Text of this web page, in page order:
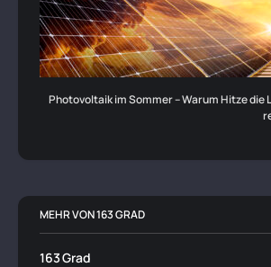
Photovoltaik im Sommer – Warum Hitze die
MEHR VON 163 GRAD
163 Grad